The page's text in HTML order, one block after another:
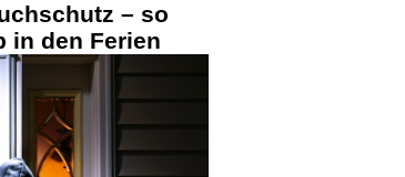
– so
in den Ferien